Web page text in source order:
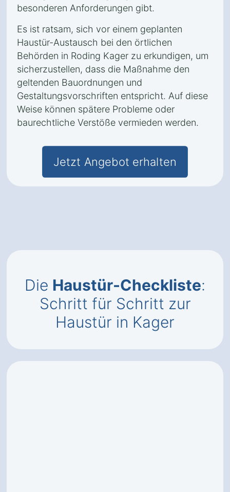
besonderen Anforderungen gibt.
Es ist ratsam, sich vor einem geplanten
Haustür-Austausch bei den örtlichen
Behörden in Roding Kager zu erkundigen, um
sicherzustellen, dass die Maßnahme den
geltenden Bauordnungen und
Gestaltungsvorschriften entspricht. Auf diese
Weise können spätere Probleme oder
baurechtliche Verstöße vermieden werden.
Jetzt Angebot erhalten
Die Haustür-Checkliste:
Schritt für Schritt zur
Haustür in Kager